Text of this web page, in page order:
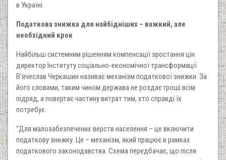
в Україні.
Податкова знижка для найбідніших – важкий, але
необхідний крок
Найбільш системним рішенням компенсації зростання цін
директор Інституту соціально-економічної трансформації
В'ячеслав Черкашин називає механізм податкової знижки. За
його словами, таким чином держава не роздає гроші всім
підряд, а повертає частину витрат тим, хто справді їх
потребує.
"Для малозабезпечених верств населення – це включити
податкову знижку. Це – механізм, який працює в рамках
податкового законодавства. Схема передбачає, що після